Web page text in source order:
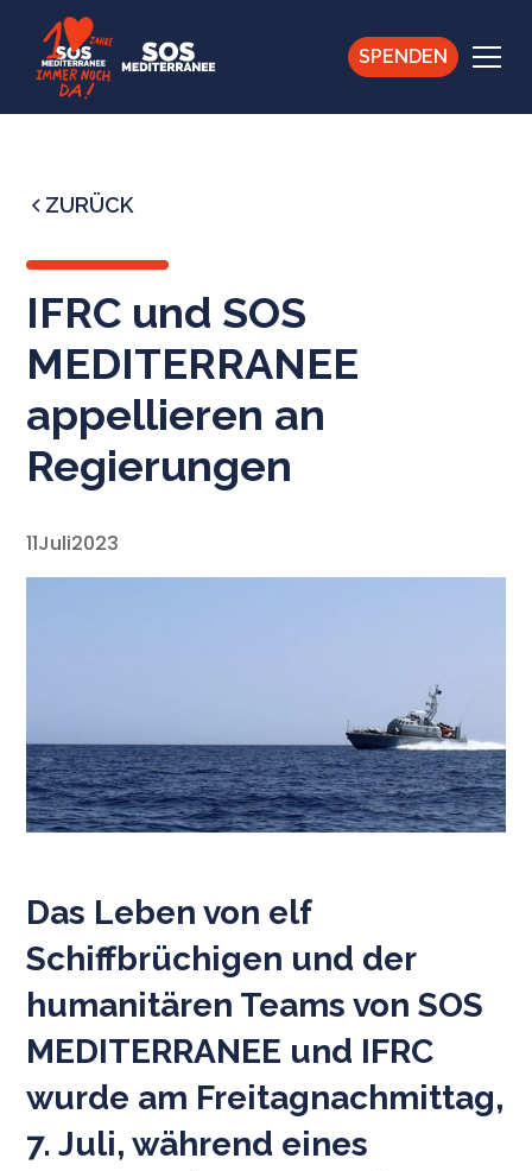
SPENDEN
ZURÜCK
IFRC und SOS
MEDITERRANEE
appellieren an
Regierungen
11Juli2023
Das Leben von elf
Schiffbrüchigen und der
humanitären Teams von SOS
MEDITERRANEE und IFRC
wurde am Freitagnachmittag,
7. Juli, während eines